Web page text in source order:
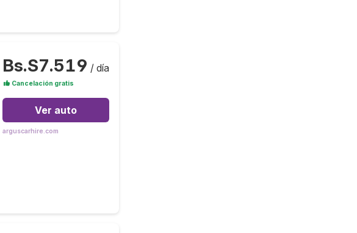
Bs.S7.519 / día
Cancelación gratis
Ver auto
arguscarhire.com